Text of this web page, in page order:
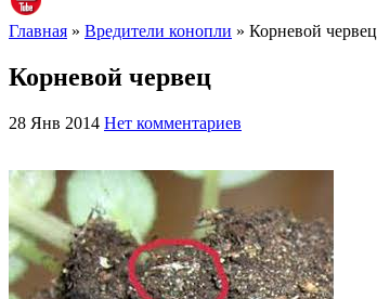
Главная » Вредители конопли » Корневой червец
Корневой червец
28 Янв 2014 Нет комментариев